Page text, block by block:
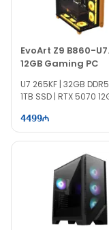
EvoArt Z9 B860-
12GB Gaming PC
U7 265KF | 32GB
1TB SSD | RTX 5070
4499